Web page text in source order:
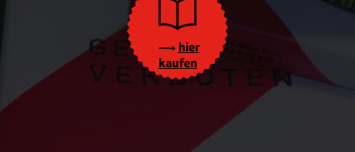
hier
kaufen